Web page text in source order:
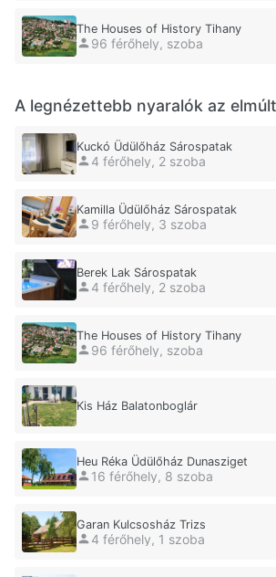
The Houses of History Tihany
96 férőhely, szoba
A legnézettebb nyaralók az
Kuckó Üdülőház Sárospatak
4 férőhely, 2 szoba
Kamilla Üdülőház Sárospatak
9 férőhely, 3 szoba
Berek Lak Sárospatak
4 férőhely, 2 szoba
The Houses of History Tihany
96 férőhely, szoba
Kis Ház Balatonboglár
Heu Réka Üdülőház Dunasziget
16 férőhely, 8 szoba
Garan Kulcsosház Trizs
4 férőhely, 1 szoba